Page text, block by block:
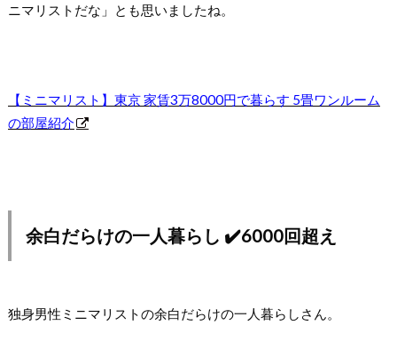
ニマリストだな」とも思いましたね。
【ミニマリスト】東京 家賃3万8000円で暮らす 5畳ワンルーム
の部屋紹介
余白だらけの一人暮らし ✔️6000回超え
独身男性ミニマリストの余白だらけの一人暮らしさん。